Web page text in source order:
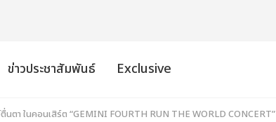
ข่าวประชาสัมพันธ์ Exclusive
นตา ในคอนเสิร์ต “GEMINI FOURTH RUN THE WORLD CONCERT”